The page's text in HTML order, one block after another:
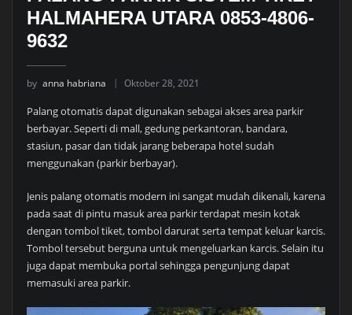
HALMAHERA UTARA 0853-4806-
9632
by anna habriana Oktober 28, 2021
Palang otomatis dapat digunakan sebagai akses area parkir
berbayar. Seperti di mall, gedung perkantoran, bandara,
stasiun, pasar dan tidak jarang beberapa hotel sudah
menggunakan (parkir berbayar).
Jenis palang otomatis modern ini sangat mudah dikenali, karena
pada saat di pintu masuk area parkir terdapat mesin kotak
dengan tombol tiket, tombol darurat serta tempat keluar karcis.
Tombol tersebut berguna untuk mengeluarkan karcis. Selain itu
juga dapat membuka portal sehingga pengunjung dapat
memasuki area parkir.